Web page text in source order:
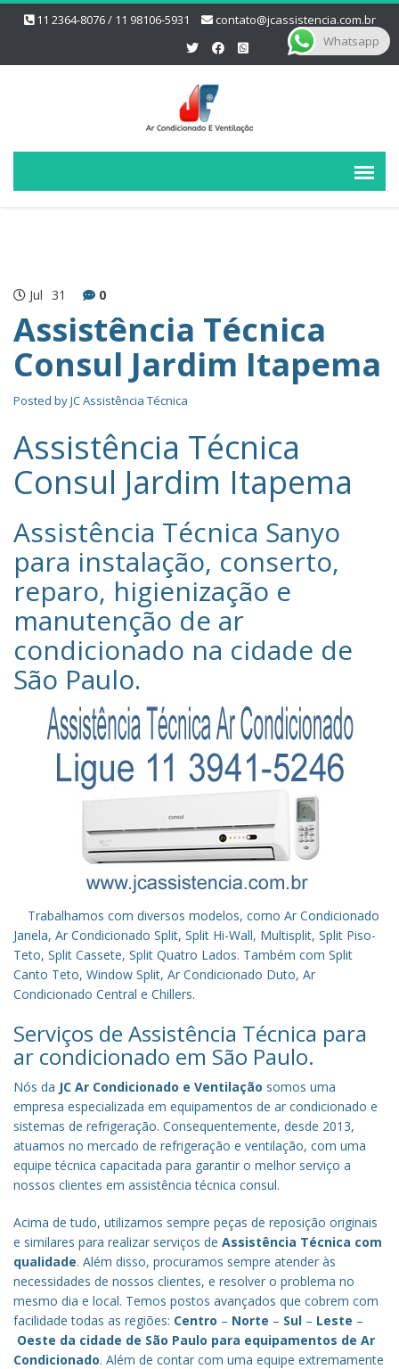
11 2364-8076 / 11 98106-5931 contato@jcassistencia.com.br
Jul 31 0
Assistência Técnica
Consul Jardim Itapema
Posted byJC Assistência Técnica
Assistência Técnica
Consul Jardim Itapema
Assistência Técnica Sanyo‎
para instalação, conserto,
reparo, higienização e
manutenção de ar
condicionado na cidade de
São Paulo.
Trabalhamos com diversos modelos, como Ar Condicionado
Janela, Ar Condicionado Split, Split Hi-Wall, Multisplit, Split Piso-
Teto, Split Cassete, Split Quatro Lados. Também com Split
Canto Teto, Window Split, Ar Condicionado Duto, Ar
Condicionado Central e Chillers.
Serviços de Assistência Técnica para
ar condicionado em São Paulo.
Nós da JC Ar Condicionado e Ventilação somos uma
empresa especializada em equipamentos de ar condicionado e
sistemas de refrigeração. Consequentemente, desde 2013,
atuamos no mercado de refrigeração e ventilação, com uma
equipe técnica capacitada para garantir o melhor serviço a
nossos clientes em assistência técnica consul.
Acima de tudo, utilizamos sempre peças de reposição originais
e similares para realizar serviços de Assistência Técnica com
qualidade. Além disso, procuramos sempre atender às
necessidades de nossos clientes, e resolver o problema no
mesmo dia e local. Temos postos avançados que cobrem com
facilidade todas as regiões: Centro – Norte – Sul – Leste –
Oeste da cidade de São Paulo para equipamentos de Ar
Condicionado. Além de contar com uma equipe extremamente
Whatsapp